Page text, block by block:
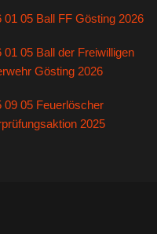
01 05 Ball FF Gösting 2026
01 05 Ball der Freiwilligen
Gösting 2026
09 05 Feuerlöscher
2025